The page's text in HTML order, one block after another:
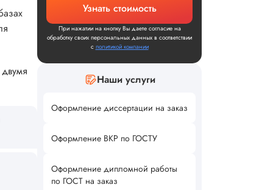
Узнать стоимость
При нажатии на кнопку Вы даете согласие на
обработку своих персональных данных в соответствии
с политикой компании
Наши услуги
Оформление диссертации на заказ
Оформление ВКР по ГОСТУ
Оформление дипломной работы
по ГОСТ на заказ